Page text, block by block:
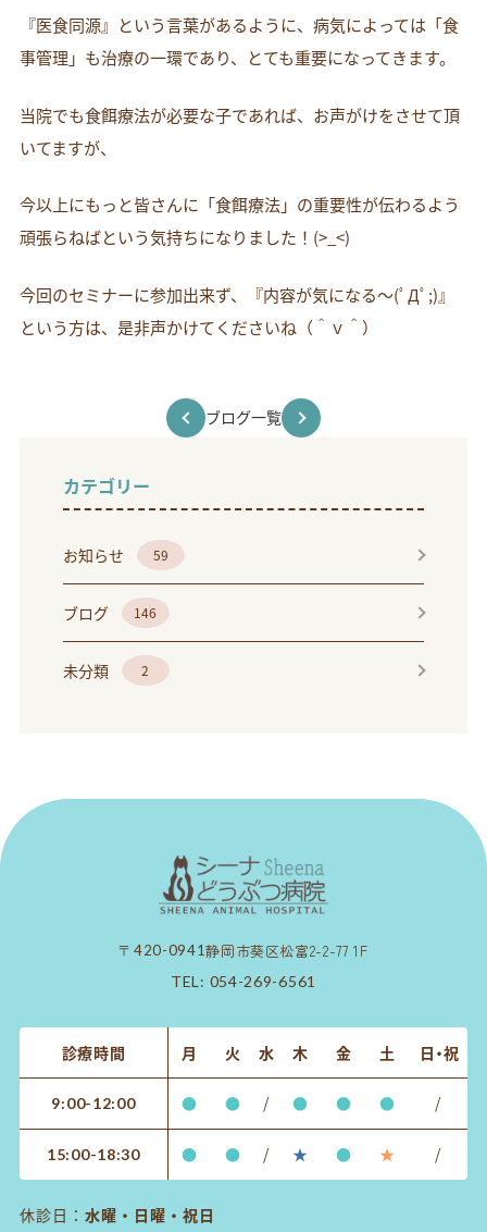
『医食同源』という言葉があるように、病気によっては「食
事管理」も治療の一環であり、とても重要になってきます。
当院でも食餌療法が必要な子であれば、お声がけをさせて頂
いてますが、
今以上にもっと皆さんに「食餌療法」の重要性が伝わるよう
頑張らねばという気持ちになりました！(>_<)
今回のセミナーに参加出来ず、『内容が気になる～(ﾟДﾟ;)』
という方は、是非声かけてくださいね（＾ｖ＾）
ブログ一覧
カテゴリー
お知らせ 59
ブログ 146
未分類 2
〒420-0941静岡市葵区松富2-2-77 1F
TEL: 054-269-6561
診療時間 月 火 水 木 金 土 日・祝
9:00-12:00 ● ● / ● ● ● /
15:00-18:30 ● ● / ★ ● ★ /
休診日： 水曜・日曜・祝日